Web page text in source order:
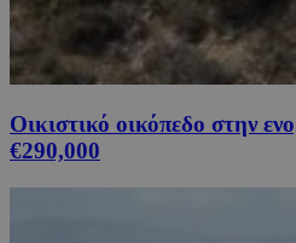
Οικιστικό οικόπεδο στην
€290,000